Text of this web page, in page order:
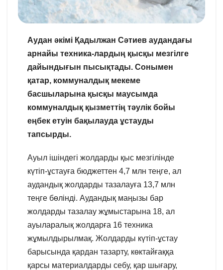
Аудан әкімі Қадылжан Сәтиев аудандағы
арнайы техника-лардың қысқы мезгілге
дайындығын пысықтады. Сонымен
қатар, коммуналдық мекеме
басшыларына қысқы маусымда
коммуналдық қызметтің тәулік бойы
еңбек етуін бақылауда ұстауды
тапсырды.
Ауыл ішіндегі жолдарды қыс мезгілінде
күтіп-ұстауға бюджеттен 4,7 млн теңге, ал
аудандық жолдарды тазалауға 13,7 млн
теңге бөлінді. Аудандық маңызы бар
жолдарды тазалау жұмыстарына 18, ал
ауыларалық жолдарға 16 техника
жұмылдырылмақ. Жолдарды күтіп-ұстау
барысында қардан тазарту, көктайғаққа
қарсы материалдарды себу, қар шығару,